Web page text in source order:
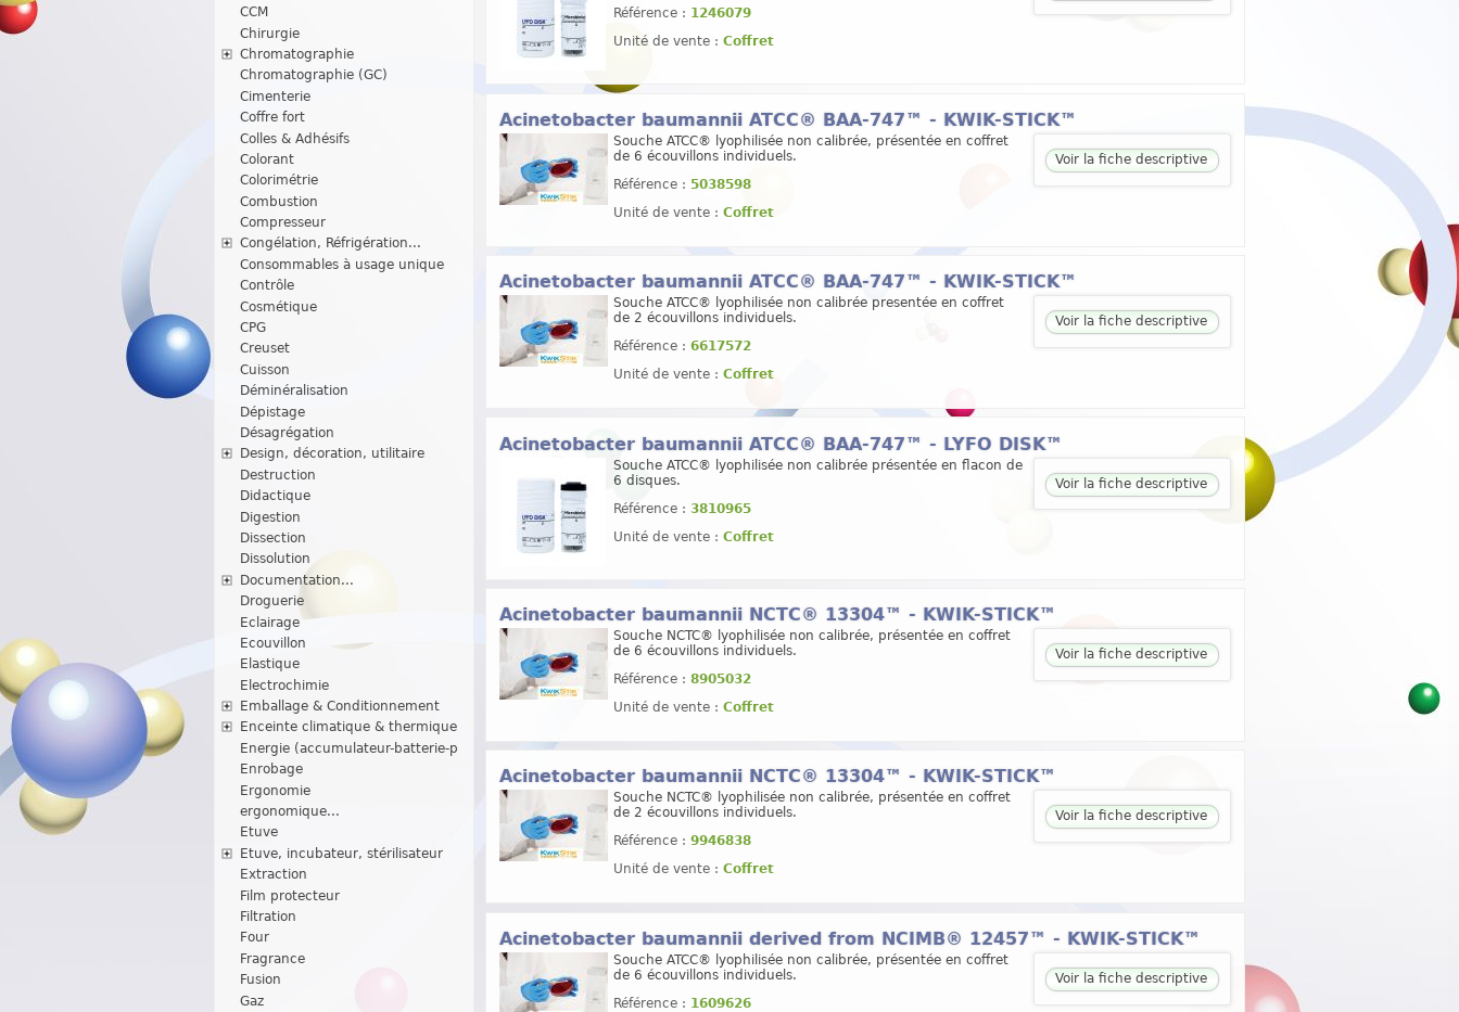
CCM
Chirurgie
Chromatographie
Chromatographie (GC)
Cimenterie
Coffre fort
Colles & Adhésifs
Colorant
Colorimétrie
Combustion
Compresseur
Congélation, Réfrigération...
Consommables à usage unique
Contrôle
Cosmétique
CPG
Creuset
Cuisson
Déminéralisation
Dépistage
Désagrégation
Design, décoration, utilitaire
Destruction
Didactique
Digestion
Dissection
Dissolution
Documentation...
Droguerie
Eclairage
Ecouvillon
Elastique
Electrochimie
Emballage & Conditionnement
Enceinte climatique & thermique
Energie (accumulateur-batterie-p
Enrobage
Ergonomie
ergonomique...
Etuve
Etuve, incubateur, stérilisateur
Extraction
Film protecteur
Filtration
Four
Fragrance
Fusion
Gaz
Référence : 1246079
Unité de vente : Coffret
Acinetobacter baumannii ATCC® BAA-747™ - KWIK-STICK™
Souche ATCC® lyophilisée non calibrée, présentée en coffret
de 6 écouvillons individuels.
Référence : 5038598
Unité de vente : Coffret
Voir la fiche descriptive
Acinetobacter baumannii ATCC® BAA-747™ - KWIK-STICK™
Souche ATCC® lyophilisée non calibrée presentée en coffret
de 2 écouvillons individuels.
Référence : 6617572
Unité de vente : Coffret
Voir la fiche descriptive
Acinetobacter baumannii ATCC® BAA-747™ - LYFO DISK™
Souche ATCC® lyophilisée non calibrée présentée en flacon de
6 disques.
Référence : 3810965
Unité de vente : Coffret
Voir la fiche descriptive
Acinetobacter baumannii NCTC® 13304™ - KWIK-STICK™
Souche NCTC® lyophilisée non calibrée, présentée en coffret
de 6 écouvillons individuels.
Référence : 8905032
Unité de vente : Coffret
Voir la fiche descriptive
Acinetobacter baumannii NCTC® 13304™ - KWIK-STICK™
Souche NCTC® lyophilisée non calibrée, présentée en coffret
de 2 écouvillons individuels.
Référence : 9946838
Unité de vente : Coffret
Voir la fiche descriptive
Acinetobacter baumannii derived from NCIMB® 12457™ - KWIK-STICK™
Souche ATCC® lyophilisée non calibrée, présentée en coffret
de 6 écouvillons individuels.
Référence : 1609626
Voir la fiche descriptive